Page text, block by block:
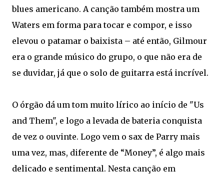
blues americano. A canção também mostra um
Waters em forma para tocar e compor, e isso
elevou o patamar o baixista – até então, Gilmour
era o grande músico do grupo, o que não era de
se duvidar, já que o solo de guitarra está incrível.
O órgão dá um tom muito lírico ao início de "Us
and Them", e logo a levada de bateria conquista
de vez o ouvinte. Logo vem o sax de Parry mais
uma vez, mas, diferente de “Money”, é algo mais
delicado e sentimental. Nesta canção em